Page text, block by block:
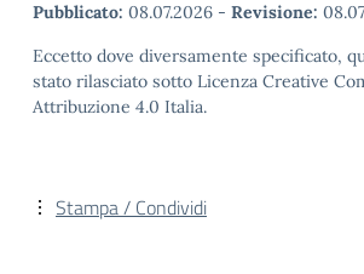
Pubblicato: 08.07.2026 - Revisione:
Eccetto dove diversamente specificato,
stato rilasciato sotto Licenza Creative
Attribuzione 4.0 Italia.
Stampa / Condividi